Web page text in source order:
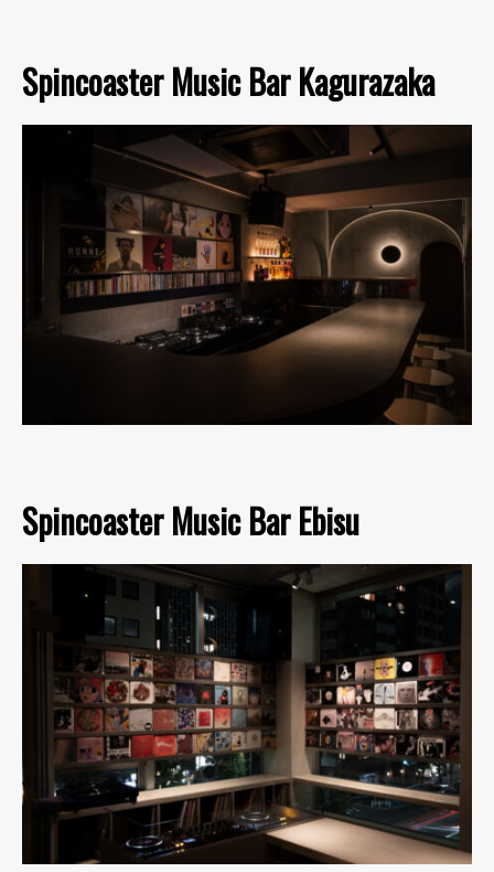
Spincoaster Music Bar Kagurazaka
Spincoaster Music Bar Ebisu